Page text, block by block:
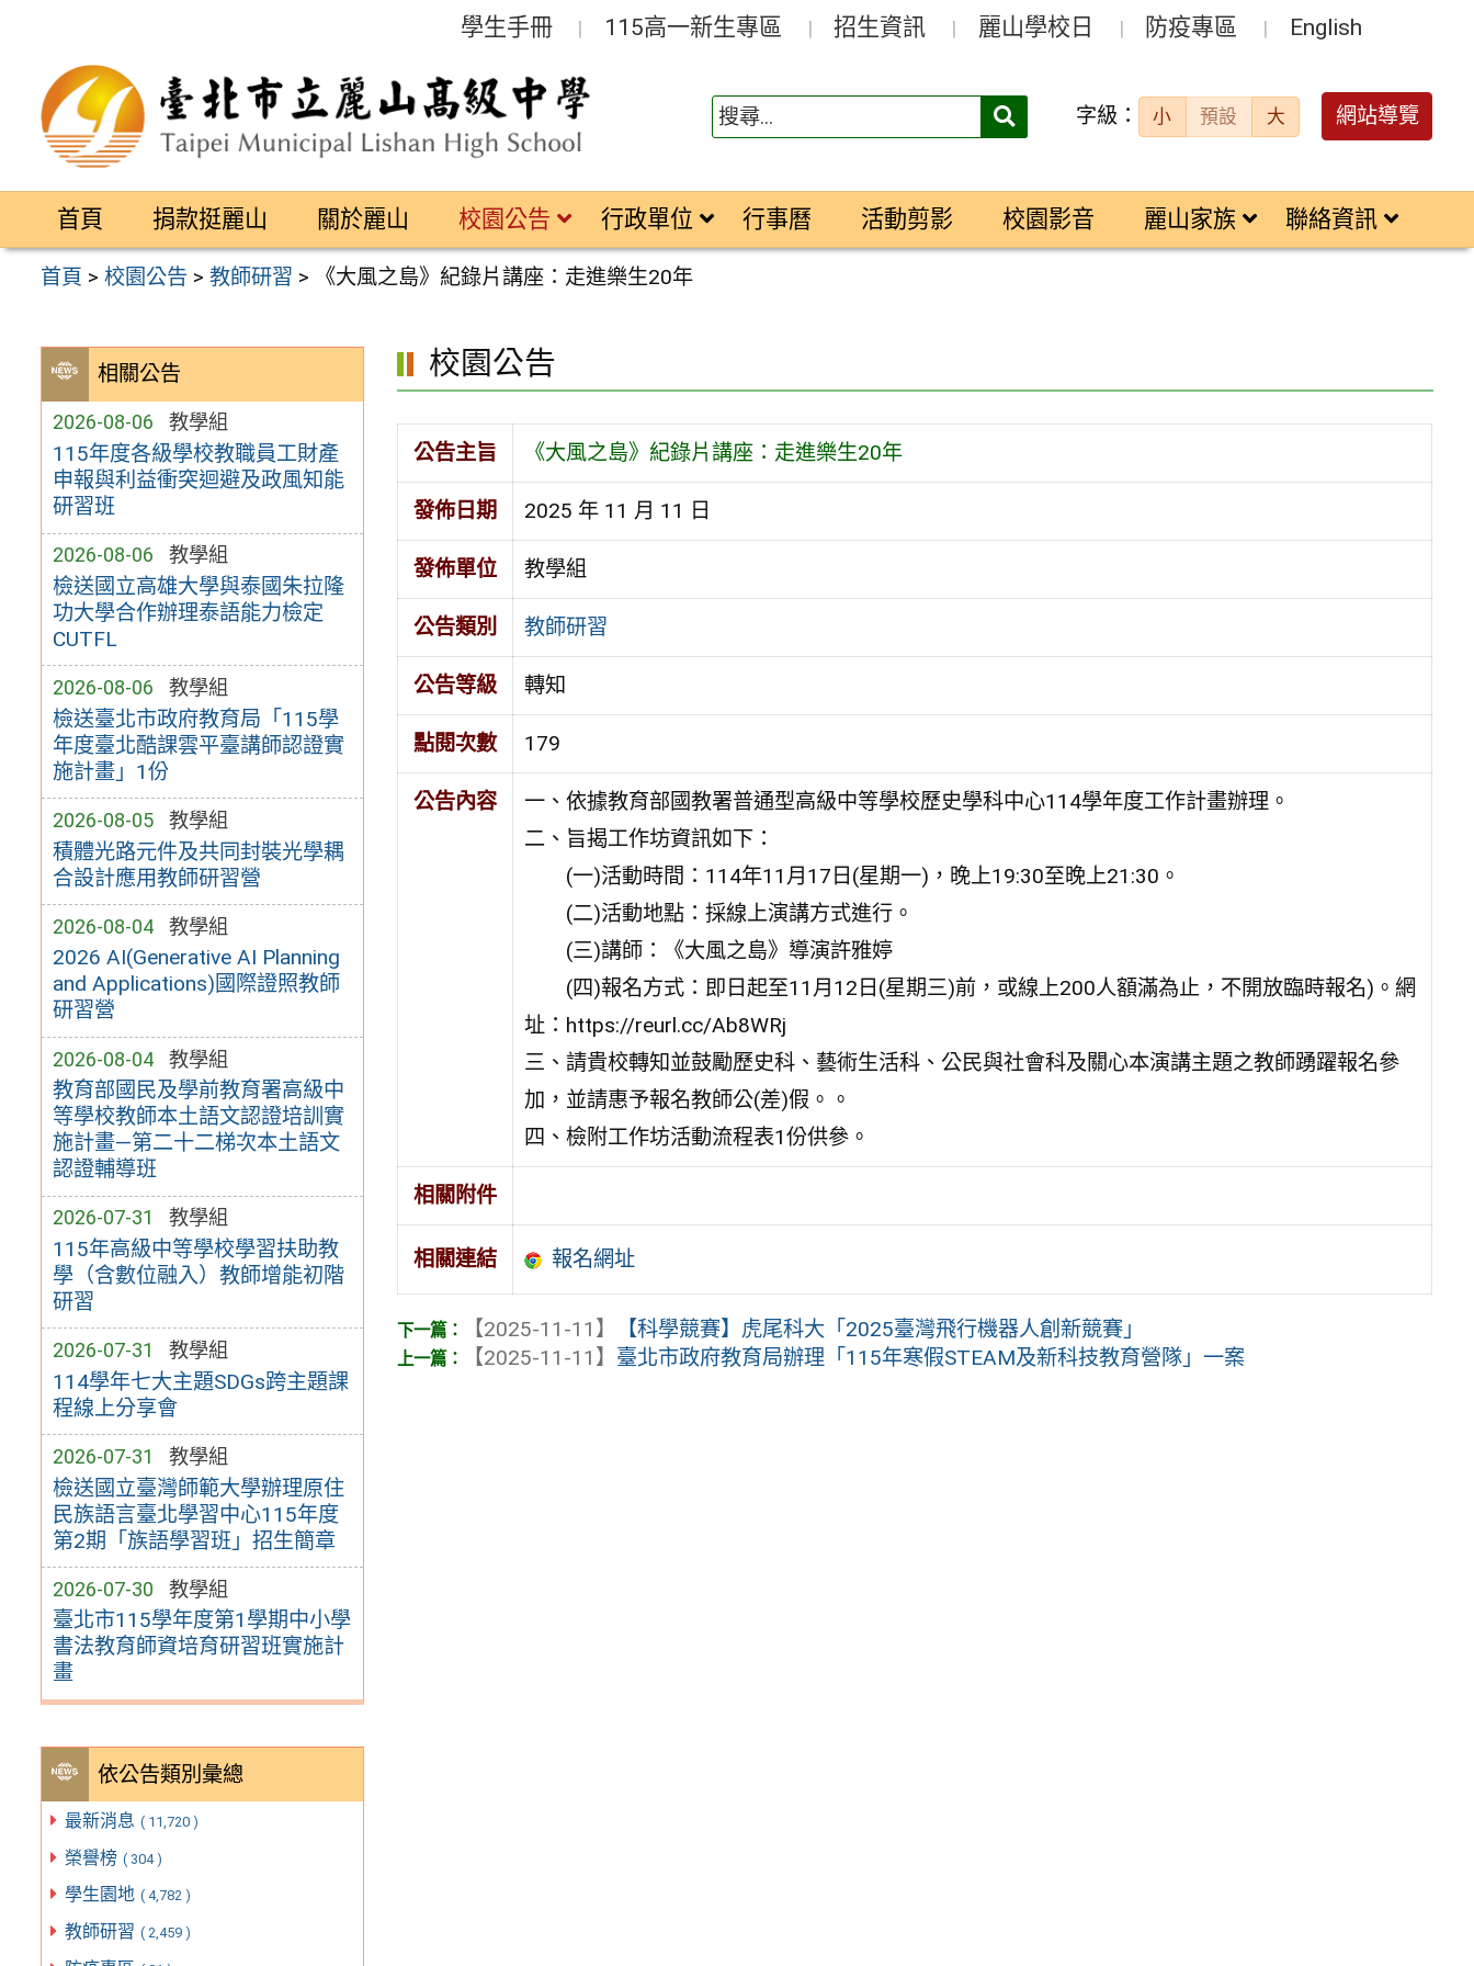
區
學生手冊 115高一新生專區 招生資訊 麗山學校日 防疫專區 English
搜
字級： 小 預設 大 網站導覽
首頁 捐款挺麗山 關於麗山 校園公告 行政單位 行事曆 活動剪影 校園影音 麗山家族 聯絡資訊
首頁 >校園公告 >教師研習 > 《大風之島》紀錄片講座：走進樂生20年
相關公告
2026-08-06 教學組
115年度各級學校教職員工財產
申報與利益衝突迴避及政風知能
研習班
2026-08-06 教學組
檢送國立高雄大學與泰國朱拉隆
功大學合作辦理泰語能力檢定
CUTFL
2026-08-06 教學組
檢送臺北市政府教育局「115學
年度臺北酷課雲平臺講師認證實
施計畫」1份
2026-08-05 教學組
積體光路元件及共同封裝光學耦
合設計應用教師研習營
2026-08-04 教學組
2026 AI(Generative AI Planning
and Applications)國際證照教師
研習營
2026-08-04 教學組
教育部國民及學前教育署高級中
等學校教師本土語文認證培訓實
施計畫—第二十二梯次本土語文
認證輔導班
2026-07-31 教學組
115年高級中等學校學習扶助教
學（含數位融入）教師增能初階
研習
2026-07-31 教學組
114學年七大主題SDGs跨主題課
程線上分享會
2026-07-31 教學組
檢送國立臺灣師範大學辦理原住
民族語言臺北學習中心115年度
第2期「族語學習班」招生簡章
2026-07-30 教學組
臺北市115學年度第1學期中小學
書法教育師資培育研習班實施計
畫
依公告類別彙總
最新消息 ( 11,720 )
榮譽榜 ( 304 )
學生園地 ( 4,782 )
教師研習 ( 2,459 )
校園公告
公告主旨 《大風之島》紀錄片講座：走進樂生20年
發佈日期 2025 年 11 月 11 日
發佈單位 教學組
公告類別 教師研習
公告等級 轉知
點閱次數 179
公告內容
一、依據教育部國教署普通型高級中等學校歷史學科中心114學年度工作計畫辦理。
二、旨揭工作坊資訊如下：
(一)活動時間：114年11月17日(星期一)，晚上19:30至晚上21:30。
(二)活動地點：採線上演講方式進行。
(三)講師：《大風之島》導演許雅婷
(四)報名方式：即日起至11月12日(星期三)前，或線上200人額滿為止，不開放臨時報名)。網
址：https://reurl.cc/Ab8WRj
三、請貴校轉知並鼓勵歷史科、藝術生活科、公民與社會科及關心本演講主題之教師踴躍報名參
加，並請惠予報名教師公(差)假。。
四、檢附工作坊活動流程表1份供參。
相關附件
相關連結 報名網址
【2025-11-11】
【科學競賽】虎尾科大「2025臺灣飛行機器人創新競賽」
【2025-11-11】 臺北市政府教育局辦理「115年寒假STEAM及新科技教育營隊」一案